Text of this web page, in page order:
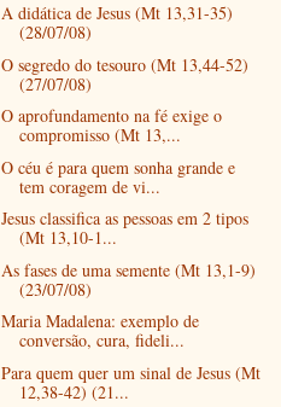
A didática de Jesus (Mt 13,31-35)
(28/07/08)
O segredo do tesouro (Mt 13,44-52)
(27/07/08)
O aprofundamento na fé exige o
compromisso (Mt 13,...
O céu é para quem sonha grande e
tem coragem de vi...
Jesus classifica as pessoas em 2 tipos
(Mt 13,10-1...
As fases de uma semente (Mt 13,1-9)
(23/07/08)
Maria Madalena: exemplo de
conversão, cura, fideli...
Para quem quer um sinal de Jesus (Mt
12,38-42) (21...